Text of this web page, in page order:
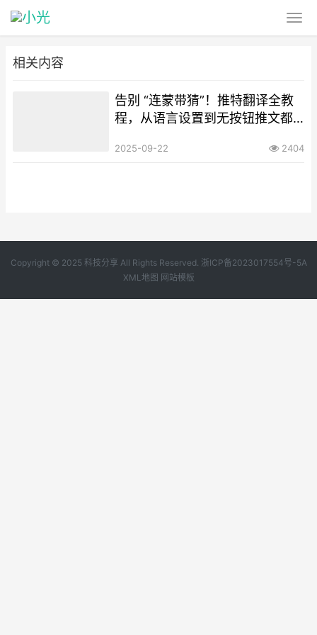
相关内容
告别 “连蒙带猜”！推特翻译全教
程，从语言设置到无按钮推文都
2025-09-22 2404
Copyright © 2025 科技分享 All Rights Reserved. 浙ICP备2023017554号-5A
XML地图 网站模板